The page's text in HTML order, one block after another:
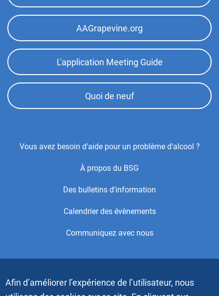
AAGrapevine.org
L'application Meeting Guide
Quoi de neuf
Footer
Vous avez besoin d'aide pour un problème d'alcool ?
À propos du BSG
Des bulletins d'information
Calendrier des évènements
Communiquez avec nous
Bureau des Services généraux (BSG) des Alcooliques
anonymes. Les vidéos et les images graphiques ne doivent
Afin d’améliorer l’expérience de l’utilisateur, nous